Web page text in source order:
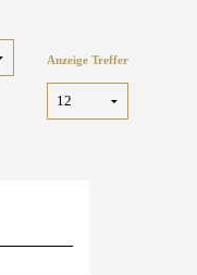
Anzeige Treffer